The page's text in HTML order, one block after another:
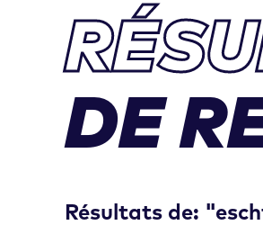
DE
Résultats de: